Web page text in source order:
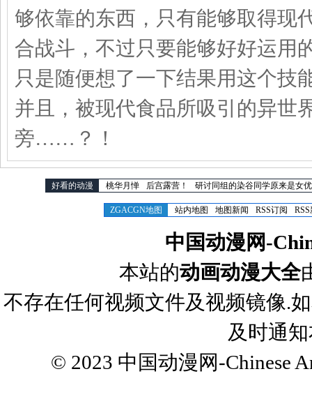
够依靠的东西，只有能够取得现
合战斗，不过只要能够好好运用
只是随便想了一下结果用这个技
并且，被现代食品所吸引的异世
旁……？！
好看的动漫 桃华月惮 后宫露营！ 研讨同组的染谷同学原来是女
ZGACGN地图 站内地图 地图新闻 RSS订阅
中国动漫网-
本站的动画动漫大全
不存在任何视频文件及视频镜像.
及时通
© 2023 中国动漫网-Chinese